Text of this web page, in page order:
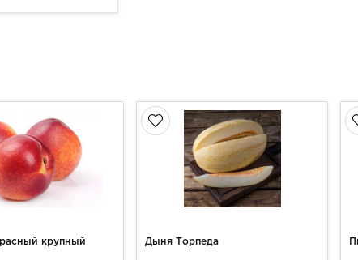
крупный Дыня Торпеда